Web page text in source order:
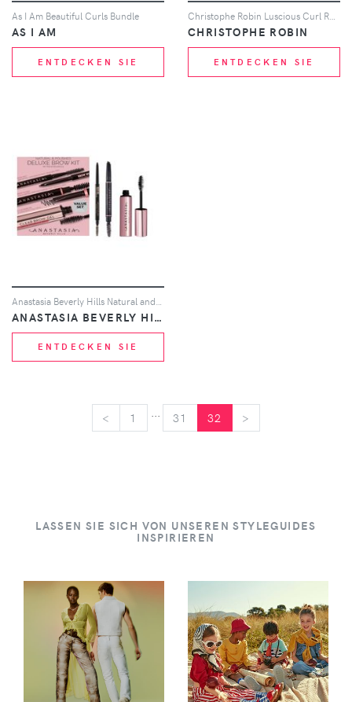
As I Am Beautiful Curls Bundle
AS I AM
ENTDECKEN SIE
Christophe Robin Luscious Curl Regimen for Wavy to Curly Hair
CHRISTOPHE ROBIN
ENTDECKEN SIE
ANASTASIA BEVERLY HILLS
ENTDECKEN SIE
< 1 31 32 >
LASSEN SIE SICH VON UNSEREN STYLEGUIDES
INSPIRIEREN